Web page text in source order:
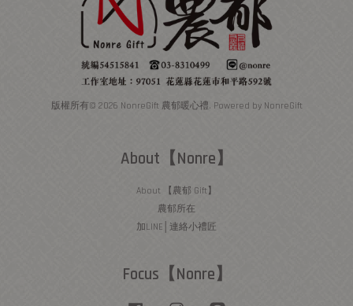
版權所有© 2026 NonreGift 農郁暖心禮. Powered by NonreGift
About【Nonre】
About 【農郁 Gift】
農郁所在
加LINE│連絡小禮匠
Focus【Nonre】